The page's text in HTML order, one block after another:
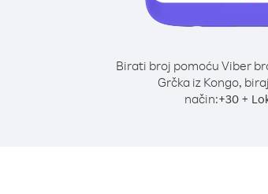
Birati broj pomoću Viber
Grčka iz Kongo,
način:+30 +